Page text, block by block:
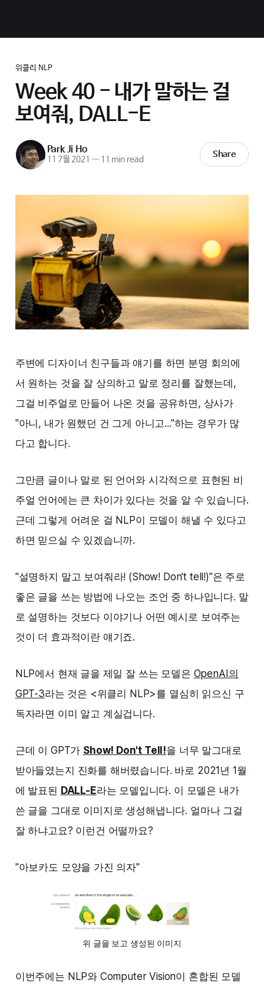
위클리 NLP
Week 40 - 내가 말하는 걸
보여줘, DALL-E
Park Ji Ho
11 7월 2021 —11 min read
Share
주변에 디자이너 친구들과 얘기를 하면 분명 회의에
서 원하는 것을 잘 상의하고 말로 정리를 잘했는데,
그걸 비주얼로 만들어 나온 것을 공유하면, 상사가
"아니, 내가 원했던 건 그게 아니고..."하는 경우가 많
다고 합니다.
그만큼 글이나 말로 된 언어와 시각적으로 표현된 비
주얼 언어에는 큰 차이가 있다는 것을 알 수 있습니다.
근데 그렇게 어려운 걸 NLP이 모델이 해낼 수 있다고
하면 믿으실 수 있겠습니까.
"설명하지 말고 보여줘라! (Show! Don't tell!)"은 주로
좋은 글을 쓰는 방법에 나오는 조언 중 하나입니다. 말
로 설명하는 것보다 이야기나 어떤 예시로 보여주는
것이 더 효과적이란 얘기죠.
NLP에서 현재 글을 제일 잘 쓰는 모델은 OpenAI의
GPT-3라는 것은 <위클리 NLP>를 열심히 읽으신 구
독자라면 이미 알고 계실겁니다.
근데 이 GPT가 Show! Don't Tell!을 너무 말그대로
받아들였는지 진화를 해버렸습니다. 바로 2021년 1월
에 발표된 DALL-E라는 모델입니다. 이 모델은 내가
쓴 글을 그대로 이미지로 생성해냅니다. 얼마나 그걸
잘 하냐고요? 이런건 어떨까요?
"아보카도 모양을 가진 의자"
위 글을 보고 생성된 이미지
이번주에는 NLP와 Computer Vision이 혼합된 모델